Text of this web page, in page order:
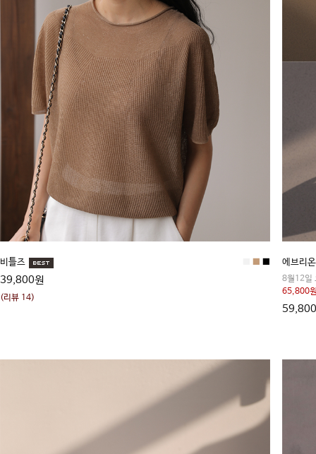
비틀즈
39,800원
(리뷰 14)
에브리
8월12일
65,800